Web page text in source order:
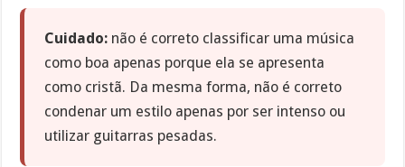
Cuidado: não é correto classificar uma música
como boa apenas porque ela se apresenta
como cristã. Da mesma forma, não é correto
condenar um estilo apenas por ser intenso ou
utilizar guitarras pesadas.